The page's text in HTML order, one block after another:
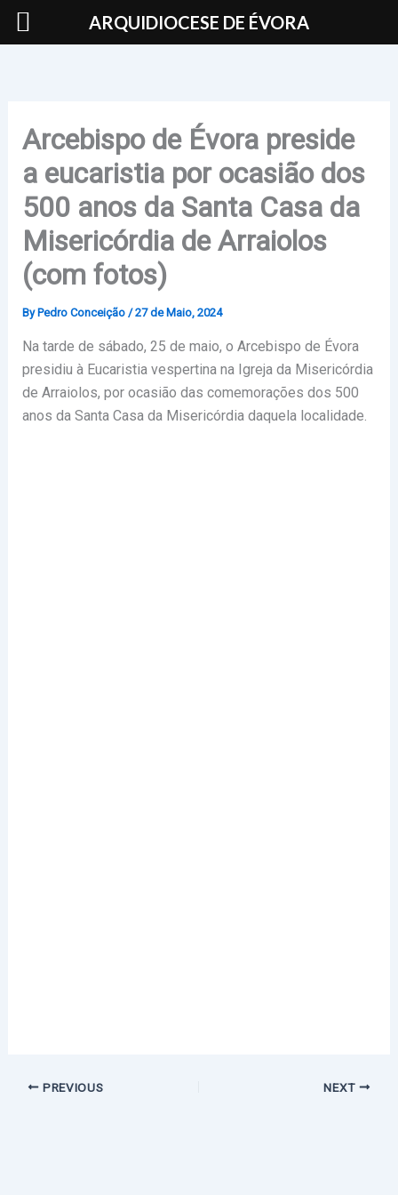
Skip
Arcebispo de Évora preside
a eucaristia por ocasião dos
500 anos da Santa Casa da
Misericórdia de Arraiolos
(com fotos)
By Pedro Conceição /27 de Maio, 2024
Na tarde de sábado, 25 de maio, o Arcebispo de Évora
presidiu à Eucaristia vespertina na Igreja da Misericórdia
de Arraiolos, por ocasião das comemorações dos 500
anos da Santa Casa da Misericórdia daquela localidade.
PREVIOUS NEXT
ARQUIDIOCESE DE ÉVORA